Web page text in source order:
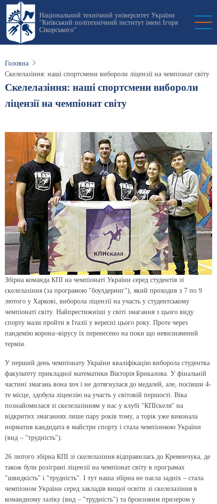
Перейти
основного
вмісту
Національний технічний університет України
"Київський політехнічний інститут імені Ігоря
Сікорського"
Головна
Скелелазіння: наші спортсмени вибороли ліцензії на чемпіонат світу
Скелелазіння: наші спортсмени вибороли
ліцензії на чемпіонат світу
Збірна команда КПІ на чемпіонаті України серед студентів зі
скелелазіння (за програмою "боулдеринг"), який проходив з 7 по 9
лютого у Харкові, виборола ліцензії на участь у студентському
чемпіонаті світу. Найпрестижніші у світі змагання з цього виду
спорту мали пройти в Італії у вересні цього року. Проте через
пандемію корона¬вірусу їх перенесено на поки що невизначений
термін.
У перший день чемпіонату України кваліфікацію виборола студентка
факультету прикладної математики Вікторія Брикалова. У фінальній
частині змагань вона хоч і не дотягнулася до медалей, але, посівши 4-
те місце, здобула ліцензію на участь у світовій першості. Віка
познайомилася зі скелелазінням у нас у клубі "КПІскеля" на
відкритих змаганнях лише пару років тому, а торік уже виконала
норматив кандидата в майстри спорту і стала чемпіонкою України
(вид – "трудність").
26 лютого збірна КПІ зі скелелазіння відправилась до Кременчука, де
також були розіграні ліцензії на чемпіонат світу в програмах
"швидкість" і "трудність". І тут наша збірна не пасла задніх – стала
чемпіоном України серед закладів вищої освіти зі скелелазіння в
командному заліку (вид – "трудність") та бронзовим призером у